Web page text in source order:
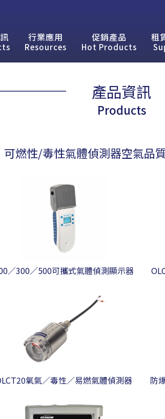
行業應用
Resources
促銷產品
Hot Products
租
產品資訊
Products
可燃性/毒性氣體偵測器空氣品
／300／500可攜式氣體偵測顯示器
氧氣／毒性／易燃氣體偵測器 防